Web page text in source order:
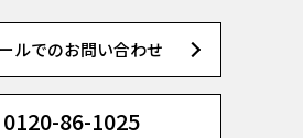
ルでのお問い合わせ
0120-86-1025